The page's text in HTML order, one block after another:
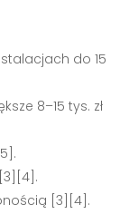
do 15
8–15 tys. zł
[3][4].